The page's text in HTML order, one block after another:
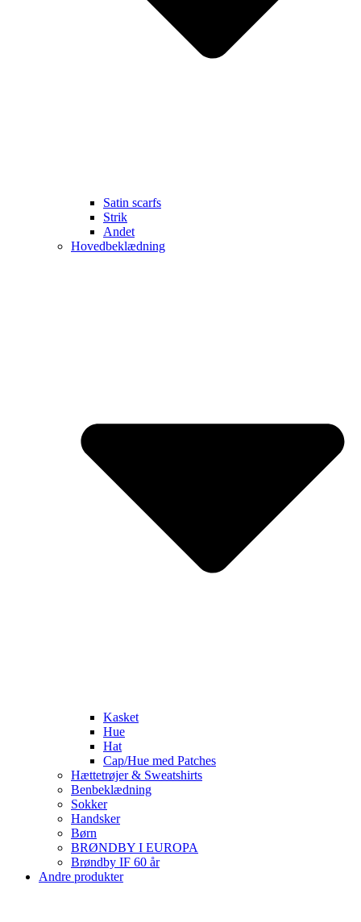
Satin scarfs
Strik
Andet
Hovedbeklædning
Kasket
Hue
Hat
Cap/Hue med Patches
Hættetrøjer & Sweatshirts
Benbeklædning
Sokker
Handsker
Børn
BRØNDBY I EUROPA
Brøndby IF 60 år
Andre produkter